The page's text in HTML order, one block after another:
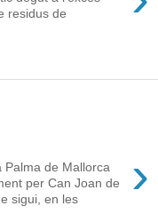
residus de
›
Palma de Mallorca
per Can Joan de
sigui, en les